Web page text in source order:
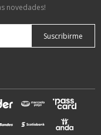
novedades!
Suscribirme